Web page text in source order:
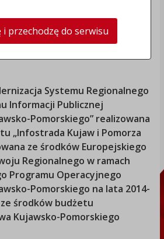
Systemu Regionalnego
Informacji Publicznej
Pomorskiego” realizowana
„Infostrada Kujaw i Pomorza
ze środków Europejskiego
Regionalnego w ramach
Programu Operacyjnego
Pomorskiego na lata 2014-
ze środków budżetu
Kujawsko-Pomorskiego
i przechodzę do serwisu